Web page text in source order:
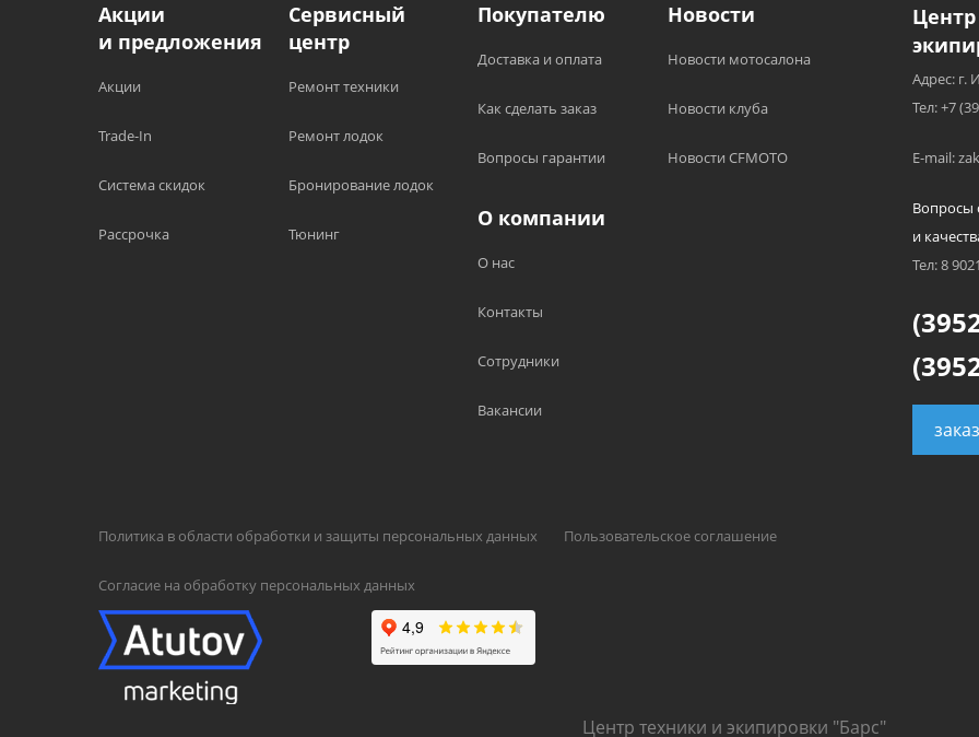
Акции
и предложения
Акции
Trade-In
Система скидок
Рассрочка
Сервисный
центр
Ремонт техники
Ремонт лодок
Бронирование лодок
Тюнинг
Покупателю
Доставка и оплата
Как сделать заказ
Вопросы гарантии
Новости
Новости мотосалона
Новости клуба
Новости CFMOTO
О компании
О нас
Контакты
Сотрудники
Вакансии
Политика в области обработки и защиты персональных данных Пользовательское соглашение
Согласие на обработку персональных данных
Адрес: г.
Тел: +7
E-mail:
Вопросы
и
Тел: 8
Центр техники и экипировки "Барс"